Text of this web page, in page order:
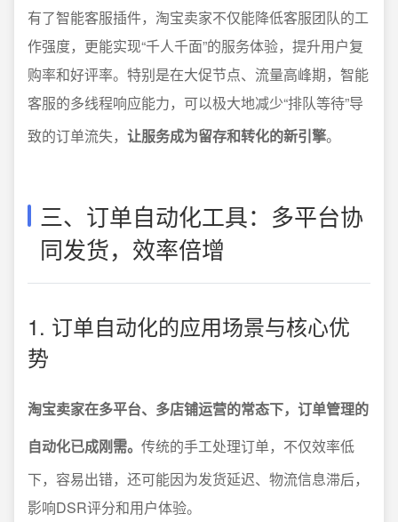
有了智能客服插件，淘宝卖家不仅能降低客服团队的工
作强度，更能实现“千人千面”的服务体验，提升用户复
购率和好评率。特别是在大促节点、流量高峰期，智能
客服的多线程响应能力，可以极大地减少“排队等待”导
致的订单流失， 让服务成为留存和转化的新引擎。
三、订单自动化工具：多平台协
同发货，效率倍增
1. 订单自动化的应用场景与核心优
势
淘宝卖家在多平台、多店铺运营的常态下，订单管理的
自动化已成刚需。 传统的手工处理订单，不仅效率低
下，容易出错，还可能因为发货延迟、物流信息滞后，
影响DSR评分和用户体验。